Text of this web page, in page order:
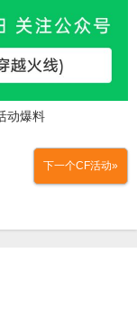
动爆料
下一个CF活动»